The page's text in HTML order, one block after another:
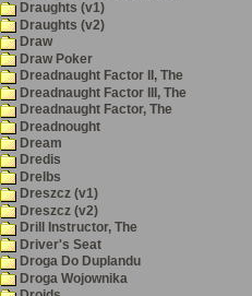
Draughts (v1)
Draughts (v2)
Draw
Draw Poker
Dreadnaught Factor II, The
Dreadnaught Factor III, The
Dreadnaught Factor, The
Dreadnought
Dream
Dredis
Drelbs
Dreszcz (v1)
Dreszcz (v2)
Drill Instructor, The
Driver's Seat
Droga Do Duplandu
Droga Wojownika